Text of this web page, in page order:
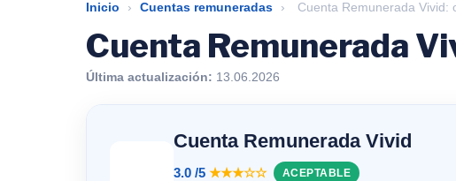
Inicio › Cuentas remuneradas › Cuenta Remunerada Vivid:
Cuenta Remunerada
Última actualización: 13.06.2026
Cuenta Remunerada Vivid
3.0 /5 ★★★☆☆ ACEPTABLE